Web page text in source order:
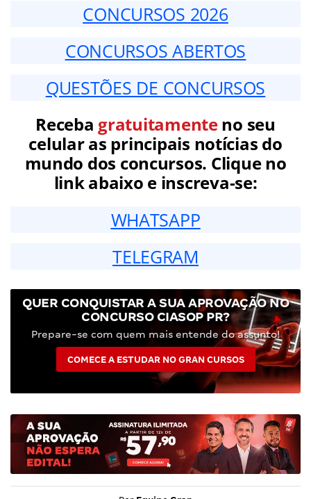
CONCURSOS 2026
CONCURSOS ABERTOS
QUESTÕES DE CONCURSOS
Receba gratuitamenteno seu
celular as principais notícias do
mundo dos concursos. Clique no
link abaixo e inscreva-se:
WHATSAPP
TELEGRAM
QUER CONQUISTAR A SUA APROVAÇÃO NO
CONCURSO CIASOP PR?
Prepare-se com quem mais entende do assunto!
COMECE A ESTUDAR NO GRAN CURSOS